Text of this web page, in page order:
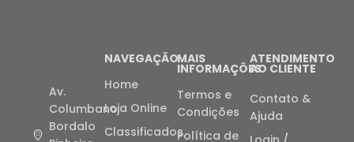
Av.
Columbano
Bordalo
NAVEGAÇÃO
Home
Loja Online
Classificados
MAIS
INFORMAÇÕES
Termos e
Condições
Política de
ATENDIMENTO
AO CLIENTE
Contato &
Ajuda